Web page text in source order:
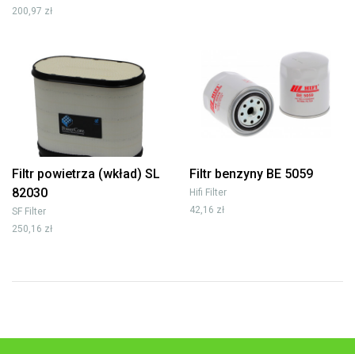
200,97 zł
Filtr powietrza (wkład) SL
82030
SF Filter
250,16 zł
Filtr benzyny BE 5059
Hifi Filter
42,16 zł